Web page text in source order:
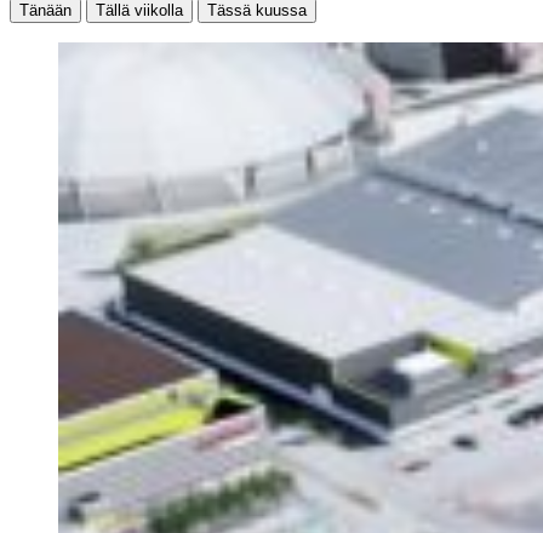
Tänään Tällä viikolla Tässä kuussa